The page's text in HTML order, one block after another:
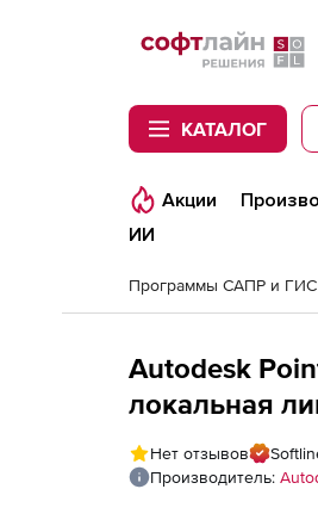
Softline
КАТАЛОГ
Акции
ИИ
Программы САПР и ГИС
Autodesk
локальная
Нет отзывов
Производитель: